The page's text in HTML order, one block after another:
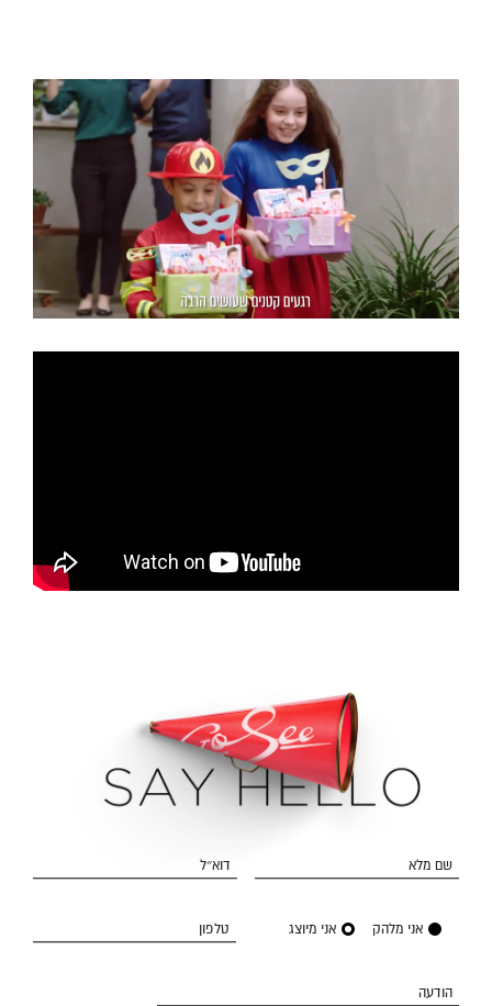
שם מלא דוא״ל
אני מלהק אני מיוצג טלפון
הודעה